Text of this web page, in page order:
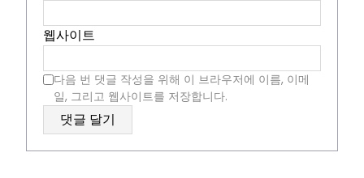
웹사이트
다음 번 댓글 작성을 위해 이 브라우저에 이름, 이메
일, 그리고 웹사이트를 저장합니다.